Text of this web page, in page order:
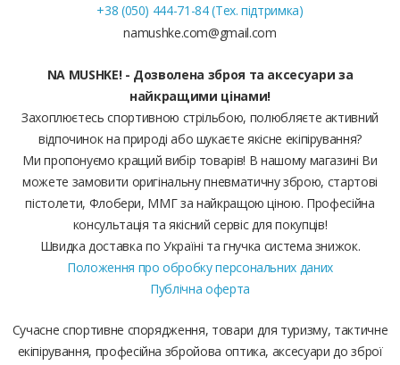
+38 (050) 444-71-84 (Тех. підтримка)
namushke.com@gmail.com
NA MUSHKE! - Дозволена зброя та аксесуари за
найкращими цінами!
Захоплюєтесь спортивною стрільбою, полюбляєте активний
відпочинок на природі або шукаєте якісне екіпірування?
Ми пропонуємо кращий вибір товарів! В нашому магазині Ви
можете замовити оригінальну пневматичну зброю, стартові
пістолети, Флобери, ММГ за найкращою ціною. Професійна
консультація та якісний сервіс для покупців!
Швидка доставка по Україні та гнучка система знижок.
Положення про обробку персональних даних
Публічна оферта
Сучасне спортивне спорядження, товари для туризму, тактичне
екіпірування, професійна збройова оптика, аксесуари до зброї